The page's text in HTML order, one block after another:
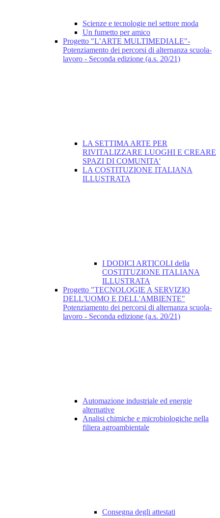
Scienze e tecnologie nel settore moda
Un fumetto per amico
Progetto "L’ARTE MULTIMEDIALE"-
Potenziamento dei percorsi di alternanza scuola-
lavoro - Seconda edizione (a.s. 20/21)
LA SETTIMA ARTE PER
RIVITALIZZARE LUOGHI E CREARE
SPAZI DI COMUNITA'
LA COSTITUZIONE ITALIANA
ILLUSTRATA
I DODICI ARTICOLI della
COSTITUZIONE ITALIANA
ILLUSTRATA
Progetto "TECNOLOGIE A SERVIZIO
DELL'UOMO E DELL'AMBIENTE"
Potenziamento dei percorsi di alternanza scuola-
lavoro - Seconda edizione (a.s. 20/21)
Automazione industriale ed energie
alternative
Analisi chimiche e microbiologiche nella
filiera agroambientale
Consegna degli attestati